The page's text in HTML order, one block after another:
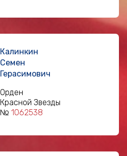
Калинкин
Семен
Герасимович
Орден
Красной Звезды
№ 1062538